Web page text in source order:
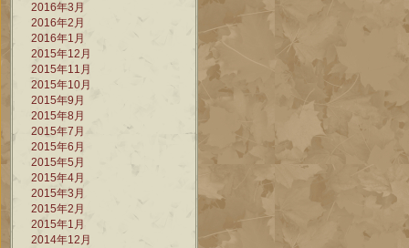
2016年3月
2016年2月
2016年1月
2015年12月
2015年11月
2015年10月
2015年9月
2015年8月
2015年7月
2015年6月
2015年5月
2015年4月
2015年3月
2015年2月
2015年1月
2014年12月